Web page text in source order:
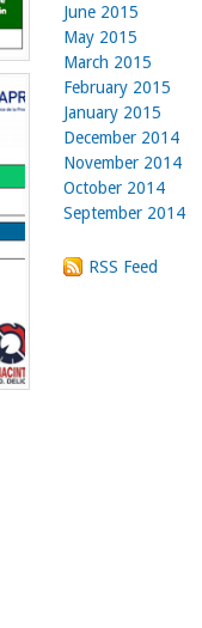
June 2015
May 2015
March 2015
February 2015
January 2015
December 2014
November 2014
October 2014
September 2014
RSS Feed